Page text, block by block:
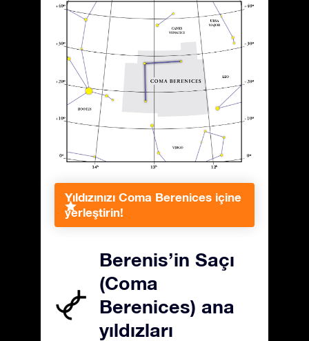
Yıldızınızı Coma Berenices içine
yerleştirin!
Berenis’in Saçı
(Coma
Berenices) ana
yıldızları